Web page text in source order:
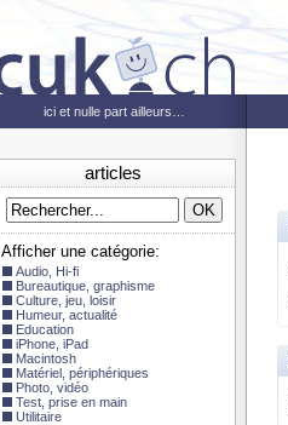
articles
Afficher une catégorie:
Audio, Hi-fi
Bureautique, graphisme
Culture, jeu, loisir
Humeur, actualité
Education
iPhone, iPad
Macintosh
Matériel, périphériques
Photo, vidéo
Test, prise en main
Utilitaire
ici et nulle part ailleurs…